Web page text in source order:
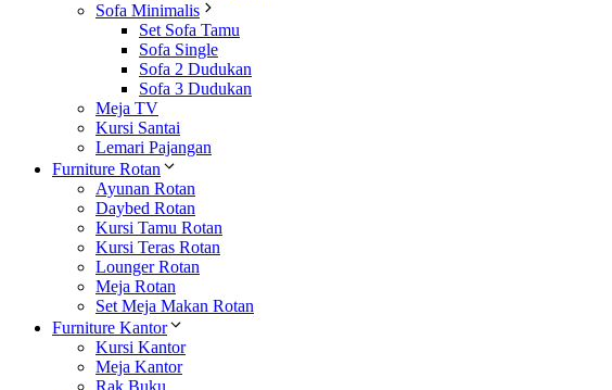
Sofa Minimalis
Set Sofa Tamu
Sofa Single
Sofa 2 Dudukan
Sofa 3 Dudukan
Meja TV
Kursi Santai
Lemari Pajangan
Furniture Rotan
Ayunan Rotan
Daybed Rotan
Kursi Tamu Rotan
Kursi Teras Rotan
Lounger Rotan
Meja Rotan
Set Meja Makan Rotan
Furniture Kantor
Kursi Kantor
Meja Kantor